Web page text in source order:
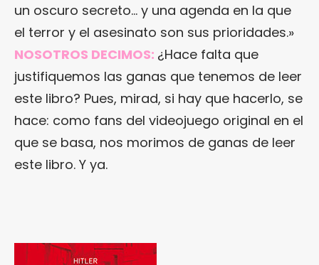
un oscuro secreto… y una agenda en la que
el terror y el asesinato son sus prioridades.»
NOSOTROS DECIMOS: ¿Hace falta que
justifiquemos las ganas que tenemos de leer
este libro? Pues, mirad, si hay que hacerlo, se
hace: como fans del videojuego original en el
que se basa, nos morimos de ganas de leer
este libro. Y ya.